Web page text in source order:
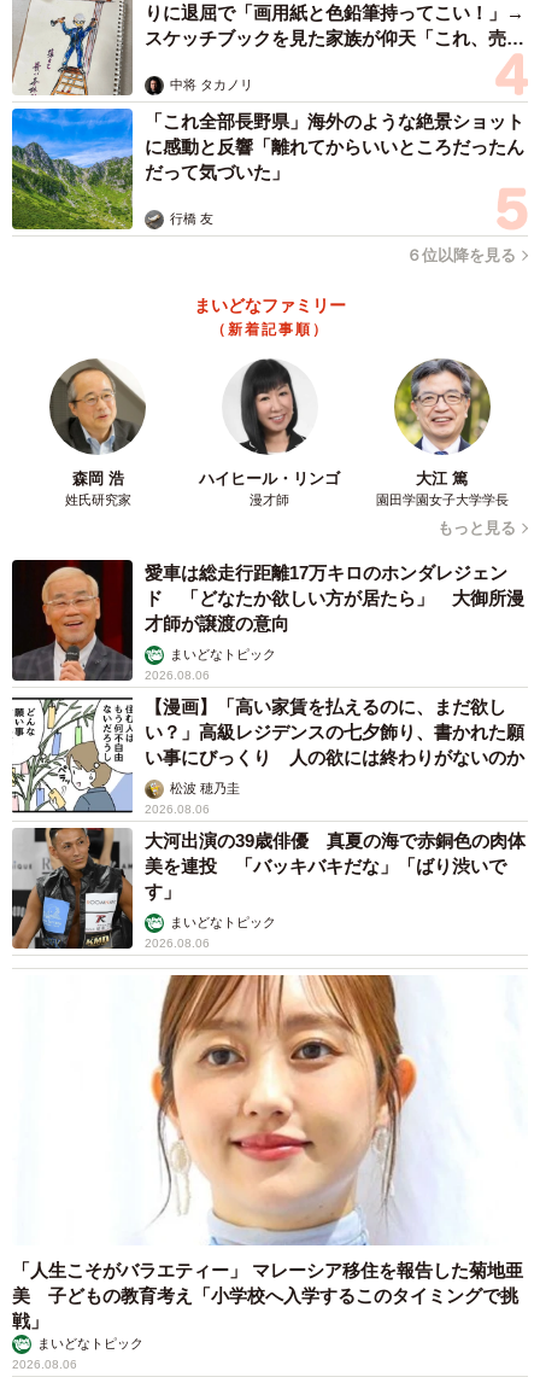
りに退屈で「画用紙と色鉛筆持ってこい！」→
スケッチブックを見た家族が仰天「これ、売れ
中将 タカノリ
「これ全部長野県」海外のような絶景ショット
に感動と反響「離れてからいいところだったん
だって気づいた」
行橋 友
６位以降を見る
まいどなファミリー
（新着記事順）
森岡 浩
姓氏研究家
ハイヒール・リンゴ
漫才師
大江 篤
園田学園女子大学学長
もっと見る
愛車は総走行距離17万キロのホンダレジェン
ド 「どなたか欲しい方が居たら」 大御所漫
才師が譲渡の意向
まいどなトピック
2026.08.06
【漫画】「高い家賃を払えるのに、まだ欲し
い？」高級レジデンスの七夕飾り、書かれた願
い事にびっくり 人の欲には終わりがないのか
松波 穂乃圭
2026.08.06
大河出演の39歳俳優 真夏の海で赤銅色の肉体
美を連投 「バッキバキだな」「ばり渋いで
す」
まいどなトピック
2026.08.06
「人生こそがバラエティー」 マレーシア移住を報告した菊地亜
美 子どもの教育考え「小学校へ入学するこのタイミングで挑
戦」
まいどなトピック
2026.08.06